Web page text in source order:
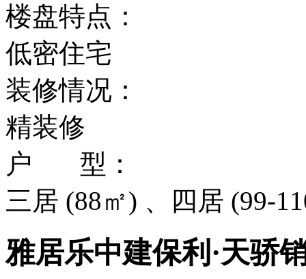
楼盘特点：
低密住宅
装修情况：
精装修
户 型：
三居 (88㎡) 、四居 (99-
雅居乐中建保利·天骄